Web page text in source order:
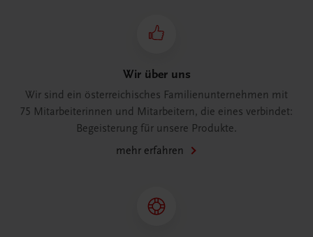
Wir über uns
Wir sind ein österreichisches Familienunternehmen mit
75 Mitarbeiterinnen und Mitarbeitern, die eines verbindet:
Begeisterung für unsere Produkte.
mehr erfahren